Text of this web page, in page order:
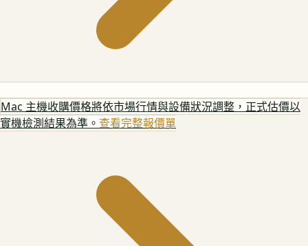
Mac 主機收購價格將依市場行情與設備狀況調整，正式估價以
實機檢測結果為準。 查看完整報價單